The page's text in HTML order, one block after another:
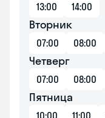
13:00 14:00
Вторник
07:00 08:00
Четверг
07:00 08:00
Пятница
10:00 11:00